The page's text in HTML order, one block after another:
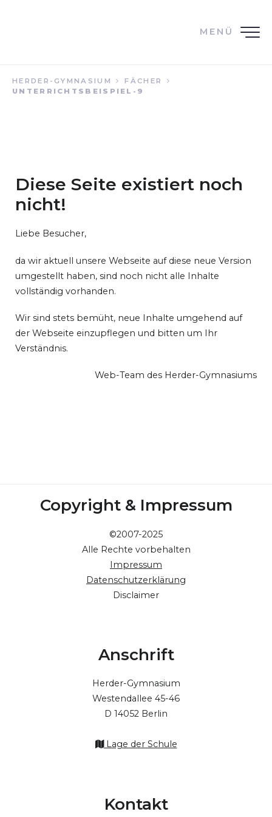
MENÜ
HERDER-GYMNASIUM
FÄCHER
UNTERRICHTSBEISPIEL-9
Diese Seite existiert noch
nicht!
Liebe Besucher,
da wir aktuell unsere Webseite auf diese neue Version
umgestellt haben, sind noch nicht alle Inhalte
vollständig vorhanden.
Wir sind stets bemüht, neue Inhalte umgehend auf
der Webseite einzupflegen und bitten um Ihr
Verständnis.
Web-Team des Herder-Gymnasiums
Copyright & Impressum
©2007-2025
Alle Rechte vorbehalten
Impressum
Datenschutzerklärung
Disclaimer
Anschrift
Herder-Gymnasium
Westendallee 45-46
D 14052 Berlin
Lage der Schule
Kontakt